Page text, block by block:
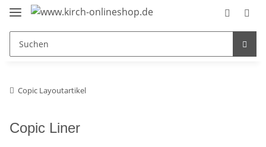
Copic Layoutartikel
Copic Liner